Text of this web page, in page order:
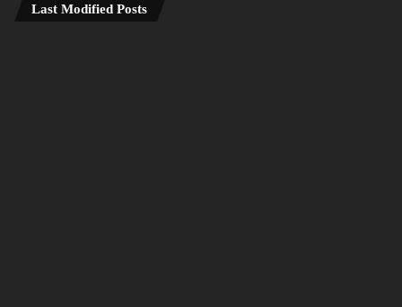
Last Modified Posts